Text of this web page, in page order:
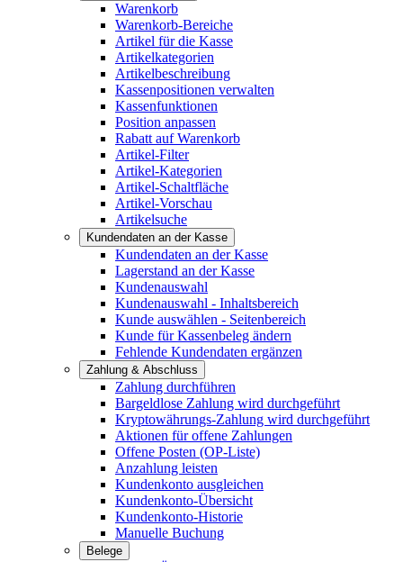
Warenkorb
Warenkorb-Bereiche
Artikel für die Kasse
Artikelkategorien
Artikelbeschreibung
Kassenpositionen verwalten
Kassenfunktionen
Position anpassen
Rabatt auf Warenkorb
Artikel-Filter
Artikel-Kategorien
Artikel-Schaltfläche
Artikel-Vorschau
Artikelsuche
Kundendaten an der Kasse
Kundendaten an der Kasse
Lagerstand an der Kasse
Kundenauswahl
Kundenauswahl - Inhaltsbereich
Kunde auswählen - Seitenbereich
Kunde für Kassenbeleg ändern
Fehlende Kundendaten ergänzen
Zahlung & Abschluss
Zahlung durchführen
Bargeldlose Zahlung wird durchgeführt
Kryptowährungs-Zahlung wird durchgeführt
Aktionen für offene Zahlungen
Offene Posten (OP-Liste)
Anzahlung leisten
Kundenkonto ausgleichen
Kundenkonto-Übersicht
Kundenkonto-Historie
Manuelle Buchung
Belege